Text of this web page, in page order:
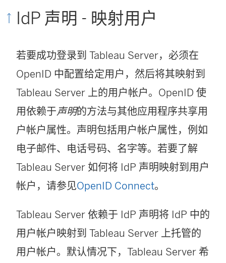
中
开
)
IdP 声明 - 映射用户
若要成功登录到 Tableau Server，必须在
OpenID 中配置给定用户，然后将其映射到
Tableau Server 上的用户帐户。OpenID 使
用依赖于声明的方法与其他应用程序共享用
户帐户属性。声明包括用户帐户属性，例如
电子邮件、电话号码、名字等。若要了解
Tableau Server 如何将 IdP 声明映射到用户
帐户，请参见OpenID Connect。
Tableau Server 依赖于 IdP 声明将 IdP 中的
用户帐户映射到 Tableau Server 上托管的
用户帐户。默认情况下， Tableau Server 希